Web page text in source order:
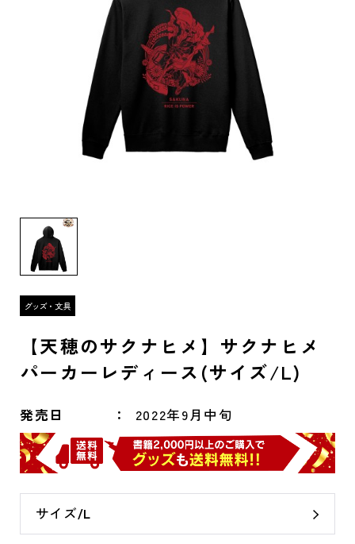
【天穂のサクナヒメ】サクナヒメ
パーカーレディース(サイズ/L)
発売日 2022年9月中旬
サイズ/L